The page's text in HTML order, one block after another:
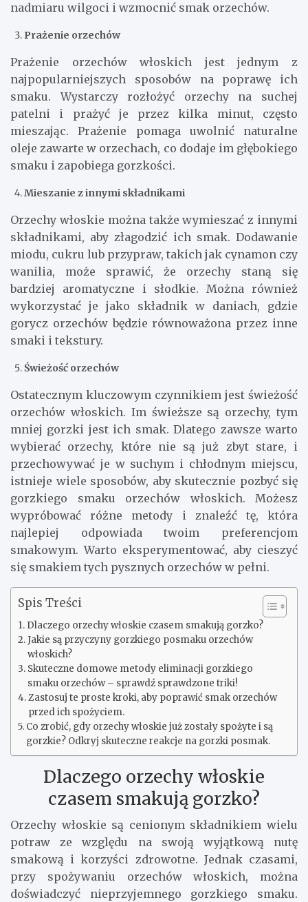
nadmiaru wilgoci i wzmocnić smak orzechów.
Prażenie orzechów
Prażenie orzechów włoskich jest jednym z
najpopularniejszych sposobów na poprawę ich
smaku. Wystarczy rozłożyć orzechy na suchej
patelni i prażyć je przez kilka minut, często
mieszając. Prażenie pomaga uwolnić naturalne
oleje zawarte w orzechach, co dodaje im głębokiego
smaku i zapobiega gorzkości.
Mieszanie z innymi składnikami
Orzechy włoskie można także wymieszać z innymi
składnikami, aby złagodzić ich smak. Dodawanie
miodu, cukru lub przypraw, takich jak cynamon czy
wanilia, może sprawić, że orzechy staną się
bardziej aromatyczne i słodkie. Można również
wykorzystać je jako składnik w daniach, gdzie
gorycz orzechów będzie równoważona przez inne
smaki i tekstury.
Świeżość orzechów
Ostatecznym kluczowym czynnikiem jest świeżość
orzechów włoskich. Im świeższe są orzechy, tym
mniej gorzki jest ich smak. Dlatego zawsze warto
wybierać orzechy, które nie są już zbyt stare, i
przechowywać je w suchym i chłodnym miejscu,
istnieje wiele sposobów, aby skutecznie pozbyć się
gorzkiego smaku orzechów włoskich. Możesz
wypróbować różne metody i znaleźć tę, która
najlepiej odpowiada twoim preferencjom
smakowym. Warto eksperymentować, aby cieszyć
się smakiem tych pysznych orzechów w pełni.
Spis Treści
Dlaczego orzechy włoskie czasem smakują gorzko?
Jakie są przyczyny gorzkiego posmaku orzechów
włoskich?
Skuteczne domowe metody eliminacji gorzkiego
smaku orzechów – sprawdź sprawdzone triki!
Zastosuj te proste kroki, aby poprawić smak orzechów
przed ich spożyciem.
Co zrobić, gdy orzechy włoskie już zostały spożyte i są
gorzkie? Odkryj skuteczne reakcje na gorzki posmak.
Dlaczego orzechy włoskie
czasem smakują gorzko?
Orzechy włoskie są cenionym składnikiem wielu
potraw ze względu na swoją wyjątkową nutę
smakową i korzyści zdrowotne. Jednak czasami,
przy spożywaniu orzechów włoskich, można
doświadczyć nieprzyjemnego gorzkiego smaku.